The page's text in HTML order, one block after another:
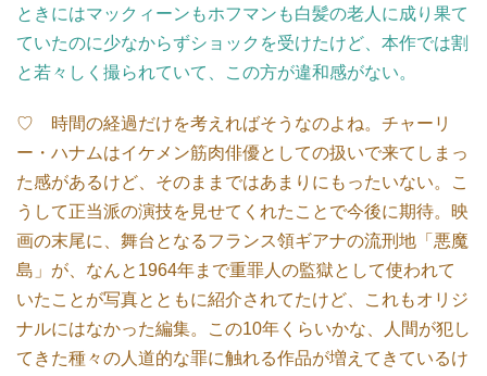
ときにはマックィーンもホフマンも白髪の老人に成り果て
ていたのに少なからずショックを受けたけど、本作では割
と若々しく撮られていて、この方が違和感がない。
♡ 時間の経過だけを考えればそうなのよね。チャーリ
ー・ハナムはイケメン筋肉俳優としての扱いで来てしまっ
た感があるけど、そのままではあまりにもったいない。こ
うして正当派の演技を見せてくれたことで今後に期待。映
画の末尾に、舞台となるフランス領ギアナの流刑地「悪魔
島」が、なんと1964年まで重罪人の監獄として使われて
いたことが写真とともに紹介されてたけど、これもオリジ
ナルにはなかった編集。この10年くらいかな、人間が犯し
てきた種々の人道的な罪に触れる作品が増えてきているけ